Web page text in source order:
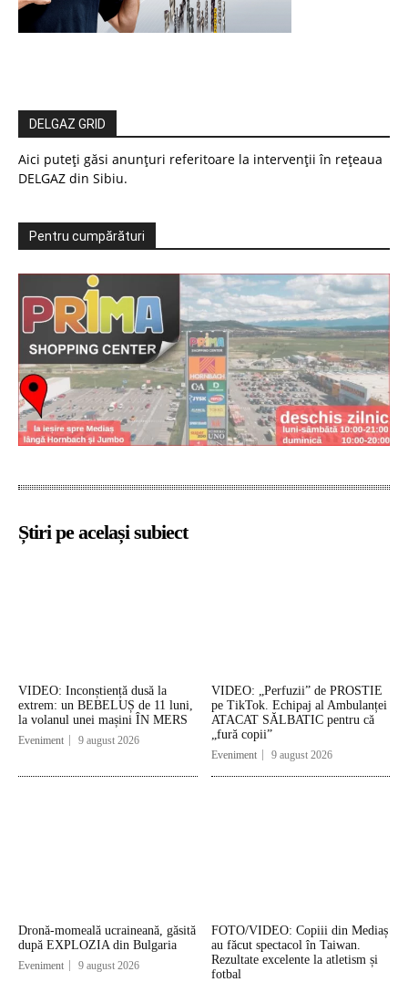
DELGAZ GRID
Aici puteți găsi anunțuri referitoare la intervenții în rețeaua
DELGAZ din Sibiu.
Pentru cumpărături
Știri pe același subiect
VIDEO: Inconștiență dusă la
extrem: un BEBELUȘ de 11 luni,
la volanul unei mașini ÎN MERS
Eveniment 9 august 2026
VIDEO: „Perfuzii” de PROSTIE
pe TikTok. Echipaj al Ambulanței
ATACAT SĂLBATIC pentru că
„fură copii”
Eveniment 9 august 2026
Dronă-momeală ucraineană, găsită
după EXPLOZIA din Bulgaria
Eveniment 9 august 2026
FOTO/VIDEO: Copiii din Mediaș
au făcut spectacol în Taiwan.
Rezultate excelente la atletism și
fotbal